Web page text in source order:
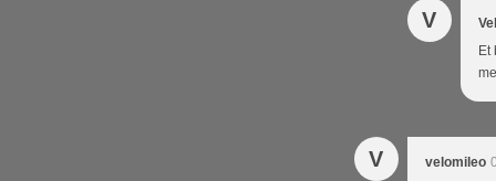
V
Et
V velomileo